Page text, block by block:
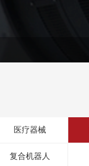
医疗器械
复合机器人